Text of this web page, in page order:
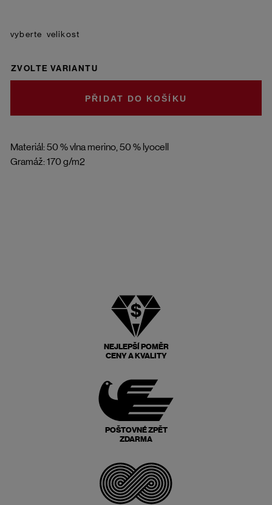
Materiál: 50 % vlna merino, 50 % lyocell
Gramáž: 170 g/m2
velikost
ZVOLTE VARIANTU
DO KOŠÍKU
NEJLEPŠÍ POMĚR
CENY A KVALITY
POŠTOVNÉ ZPĚT
ZDARMA